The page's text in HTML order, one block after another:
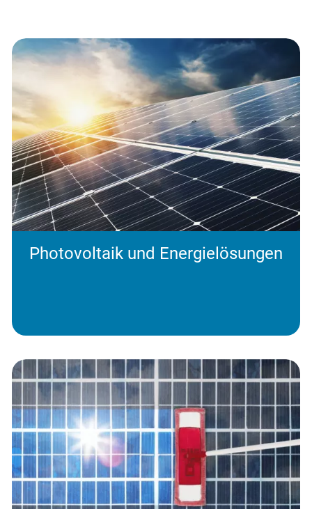
Photovoltaik und Energielösungen